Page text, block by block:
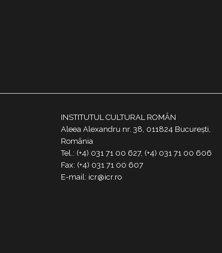
INSTITUTUL CULTURAL ROMÂN
Aleea Alexandru nr. 38, 011824 București,
România
Tel.: (+4) 031 71 00 627, (+4) 031 71 00 606
Fax: (+4) 031 71 00 607
E-mail: icr@icr.ro